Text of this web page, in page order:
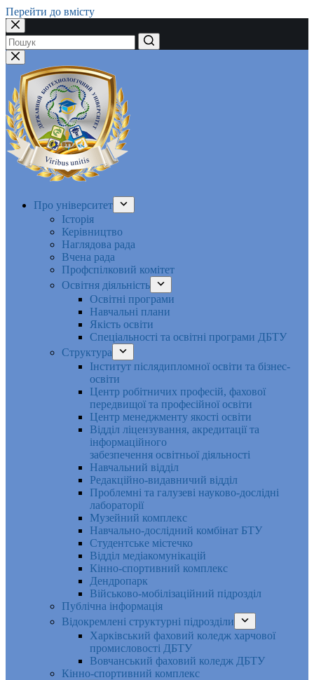
Перейти до вмісту
Немає
результатів
Про університет
Історія
Керівництво
Наглядова рада
Вчена рада
Профспілковий комітет
Освітня діяльність
Освітні програми
Навчальні плани
Якість освіти
Спеціальності та освітні програми ДБТУ
Структура
Інститут післядипломної освіти та бізнес-
освіти
Центр робітничих професій, фахової
передвищої та професійної освіти
Центр менеджменту якості освіти
Відділ ліцензування, акредитації та
інформаційного
забезпечення освітньої діяльності
Навчальний відділ
Редакційно-видавничий відділ
Проблемні та галузеві науково-дослідні
лабораторії
Музейний комплекс
Навчально-дослідний комбінат БТУ
Студентське містечко
Відділ медіакомунікацій
Кінно-спортивний комплекс
Дендропарк
Військово-мобілізаційний підрозділ
Публічна інформація
Відокремлені структурні підрозділи
Харківський фаховий коледж харчової
промисловості ДБТУ
Вовчанський фаховий коледж ДБТУ
Кінно-спортивний комплекс